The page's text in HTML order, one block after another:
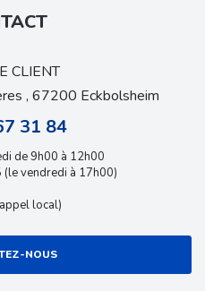
CLIENT
, 67200 Eckbolsheim
31 84
de 9h00 à 12h00
vendredi à 17h00)
local)
NOUS